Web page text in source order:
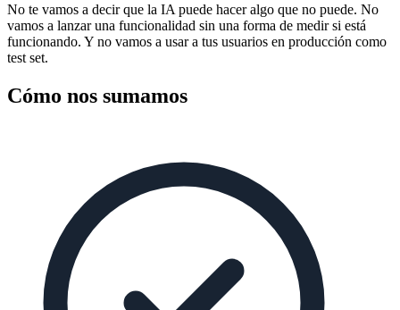
No te vamos a decir que la IA puede hacer algo que no puede. No
vamos a lanzar una funcionalidad sin una forma de medir si está
funcionando. Y no vamos a usar a tus usuarios en producción como
test set.
Cómo nos sumamos